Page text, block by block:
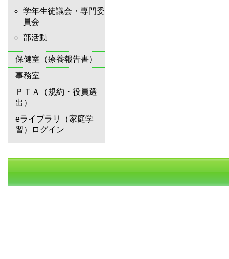
学年生徒議会・専門委
員会
部活動
保健室（療養報告書）
事務室
ＰＴＡ（規約・役員選
出）
eライブラリ（家庭学
習）ログイン